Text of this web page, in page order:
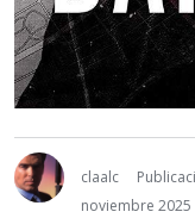
claalc
noviembre 2025